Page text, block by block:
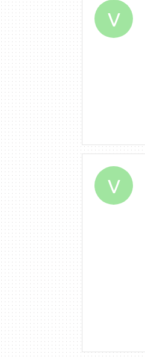
V
V